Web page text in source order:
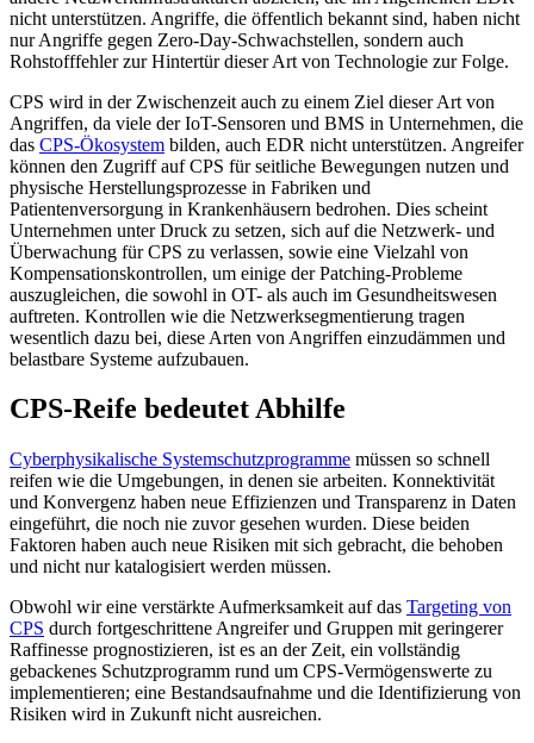
nicht unterstützen. Angriffe, die öffentlich bekannt sind, haben nicht
nur Angriffe gegen Zero-Day-Schwachstellen, sondern auch
Rohstofffehler zur Hintertür dieser Art von Technologie zur Folge.
CPS wird in der Zwischenzeit auch zu einem Ziel dieser Art von
Angriffen, da viele der IoT-Sensoren und BMS in Unternehmen, die
das CPS-Ökosystem bilden, auch EDR nicht unterstützen. Angreifer
können den Zugriff auf CPS für seitliche Bewegungen nutzen und
physische Herstellungsprozesse in Fabriken und
Patientenversorgung in Krankenhäusern bedrohen. Dies scheint
Unternehmen unter Druck zu setzen, sich auf die Netzwerk- und
Überwachung für CPS zu verlassen, sowie eine Vielzahl von
Kompensationskontrollen, um einige der Patching-Probleme
auszugleichen, die sowohl in OT- als auch im Gesundheitswesen
auftreten. Kontrollen wie die Netzwerksegmentierung tragen
wesentlich dazu bei, diese Arten von Angriffen einzudämmen und
belastbare Systeme aufzubauen.
CPS-Reife bedeutet Abhilfe
Cyberphysikalische Systemschutzprogramme müssen so schnell
reifen wie die Umgebungen, in denen sie arbeiten. Konnektivität
und Konvergenz haben neue Effizienzen und Transparenz in Daten
eingeführt, die noch nie zuvor gesehen wurden. Diese beiden
Faktoren haben auch neue Risiken mit sich gebracht, die behoben
und nicht nur katalogisiert werden müssen.
Obwohl wir eine verstärkte Aufmerksamkeit auf das Targeting von
CPS durch fortgeschrittene Angreifer und Gruppen mit geringerer
Raffinesse prognostizieren, ist es an der Zeit, ein vollständig
gebackenes Schutzprogramm rund um CPS-Vermögenswerte zu
implementieren; eine Bestandsaufnahme und die Identifizierung von
Risiken wird in Zukunft nicht ausreichen.